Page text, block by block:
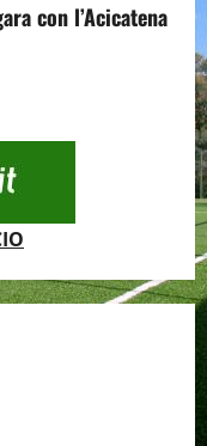
con l’Acicatena